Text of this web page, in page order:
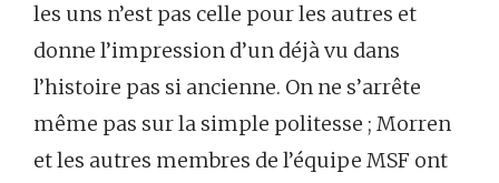
les uns n’est pas celle pour les autres et
donne l’impression d’un déjà vu dans
l’histoire pas si ancienne. On ne s’arrête
même pas sur la simple politesse ; Morren
et les autres membres de l’équipe MSF ont